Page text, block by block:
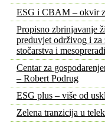
ESG i CBAM – okvir
Propisno zbrinjavanje
preduvjet održivog i
stočarstva i
Centar za
– Robert Podrug
ESG plus – više od
Zelena tranzicija u